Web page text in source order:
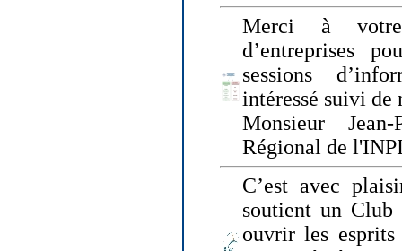
Merci à
d’entreprises
sessions
intéressé suivi de
Monsieur
Régional de
C’est avec
soutient un Club
ouvrir les